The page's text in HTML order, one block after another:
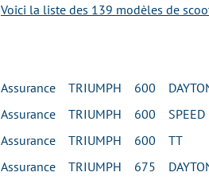
Voici la liste des 139 modèles de
Assurance TRIUMPH 600
Assurance TRIUMPH 600 SPEED
Assurance TRIUMPH 600 TT
Assurance TRIUMPH 675